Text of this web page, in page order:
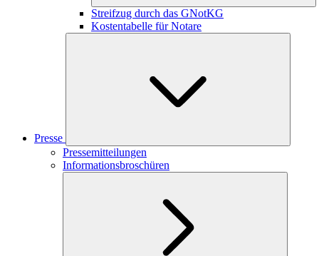
Streifzug durch das GNotKG
Kostentabelle für Notare
Presse
Pressemitteilungen
Informationsbroschüren